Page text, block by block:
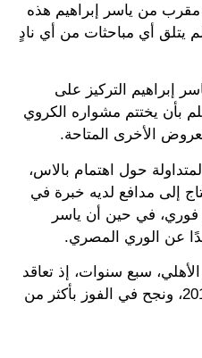
من ياسر إبراهيم هذه
لم يتلق أي مباحثات من أي نادٍ
إبراهيم التركيز على
بأن يختتم مشواره الكروي
الأخرى المتاحة.
حول اهتمام بالاس،
إلى مدافع لديه خبرة في
فوري، في حين أن ياسر
عن الوري المصري.
سبع سنوات، إذ تعاقد
معه المارد الأحمر في يناير 2019، ونجح في الفوز بأكثر من